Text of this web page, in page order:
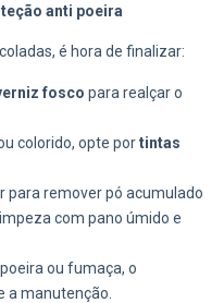
anti poeira
é hora de finalizar:
fosco para realçar o
colorido, opte portintas
para remover pó acumulado
com pano úmido e
ou fumaça, o
manutenção.